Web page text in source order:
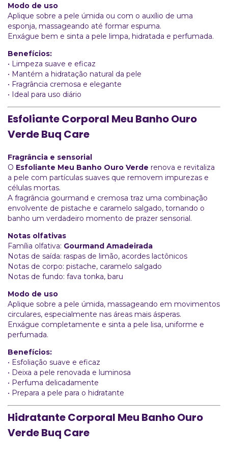
Modo de uso
Aplique sobre a pele úmida ou com o auxílio de uma
esponja, massageando até formar espuma.
Enxágue bem e sinta a pele limpa, hidratada e perfumada.
Benefícios:
• Limpeza suave e eficaz
• Mantém a hidratação natural da pele
• Fragrância cremosa e elegante
• Ideal para uso diário
Esfoliante Corporal Meu Banho Ouro
Verde Buq Care
Fragrância e sensorial
O Esfoliante Meu Banho Ouro Verde renova e revitaliza
a pele com partículas suaves que removem impurezas e
células mortas.
A fragrância gourmand e cremosa traz uma combinação
envolvente de pistache e caramelo salgado, tornando o
banho um verdadeiro momento de prazer sensorial.
Notas olfativas
Família olfativa: Gourmand Amadeirada
Notas de saída: raspas de limão, acordes lactônicos
Notas de corpo: pistache, caramelo salgado
Notas de fundo: fava tonka, baru
Modo de uso
Aplique sobre a pele úmida, massageando em movimentos
circulares, especialmente nas áreas mais ásperas.
Enxágue completamente e sinta a pele lisa, uniforme e
perfumada.
Benefícios:
• Esfoliação suave e eficaz
• Deixa a pele renovada e luminosa
• Perfuma delicadamente
• Prepara a pele para o hidratante
Hidratante Corporal Meu Banho Ouro
Verde Buq Care